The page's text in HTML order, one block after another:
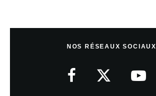
NOS RÉSEAUX SOCIAUX